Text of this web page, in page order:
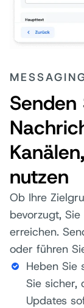
Senden
nutzen
Ob Ihre
bevorzugt,
erreichen.
oder führen
Heben Sie
Sie sicher,
Updates